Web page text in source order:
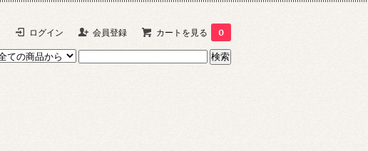
ログイン 会員登録 カートを見る 0